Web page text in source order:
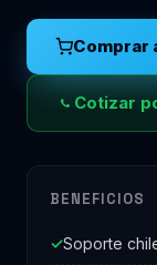
Comprar
Cotizar
BENEFICIOS
Soporte